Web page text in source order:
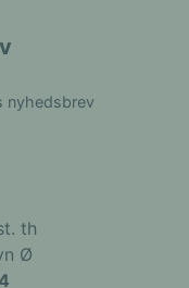
nyhedsbrev
th
Ø